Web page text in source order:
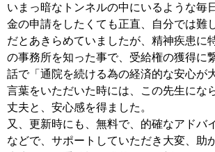
いまっ暗なトンネルの中にいるような毎
金の申請をしたくても正直、自分では難
だとあきらめていましたが、精神疾患に
の事務所を知った事で、受給権の獲得に
話で「通院を続ける為の経済的な安心が
言葉をいただいた時には、この先生にな
丈夫と、安心感を得ました。
又、更新時にも、無料で、的確なアドバ
などで、サポートしていただき大変、助